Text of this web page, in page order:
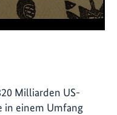
Milliarden US-
in einem Umfang